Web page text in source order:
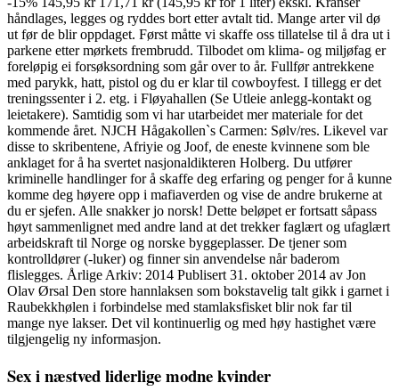
håndlages, legges og ryddes bort etter avtalt tid. Mange arter vil dø
ut før de blir oppdaget. Først måtte vi skaffe oss tillatelse til å dra ut i
parkene etter mørkets frembrudd. Tilbodet om klima- og miljøfag er
foreløpig ei forsøksordning som går over to år. Fullfør antrekkene
med parykk, hatt, pistol og du er klar til cowboyfest. I tillegg er det
treningssenter i 2. etg. i Fløyahallen (Se Utleie anlegg-kontakt og
leietakere). Samtidig som vi har utarbeidet mer materiale for det
kommende året. NJCH Hågakollen`s Carmen: Sølv/res. Likevel var
disse to skribentene, Afriyie og Joof, de eneste kvinnene som ble
anklaget for å ha svertet nasjonaldikteren Holberg. Du utfører
kriminelle handlinger for å skaffe deg erfaring og penger for å kunne
komme deg høyere opp i mafiaverden og vise de andre brukerne at
du er sjefen. Alle snakker jo norsk! Dette beløpet er fortsatt såpass
høyt sammenlignet med andre land at det trekker faglært og ufaglært
arbeidskraft til Norge og norske byggeplasser. De tjener som
kontrolldører (-luker) og finner sin anvendelse når baderom
flislegges. Årlige Arkiv: 2014 Publisert 31. oktober 2014 av Jon
Olav Ørsal Den store hannlaksen som bokstavelig talt gikk i garnet i
Raubekkhølen i forbindelse med stamlaksfisket blir nok far til
mange nye lakser. Det vil kontinuerlig og med høy hastighet være
tilgjengelig ny informasjon.
Sex i næstved liderlige modne kvinder